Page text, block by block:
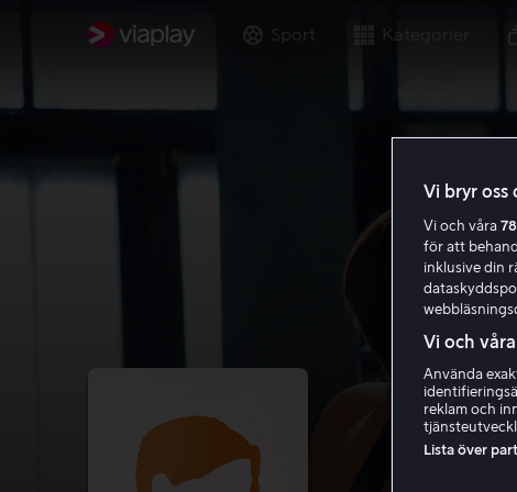
Sport Kategorier
Vi bryr oss
Vi och våra 78
för att
inklusive din
Vi och
Använda
reklam och
Lista över